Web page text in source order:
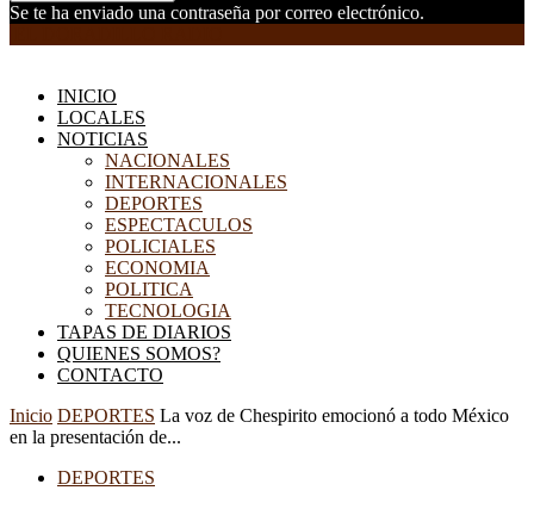
Se te ha enviado una contraseña por correo electrónico.
INICIO
LOCALES
NOTICIAS
NACIONALES
INTERNACIONALES
DEPORTES
ESPECTACULOS
POLICIALES
ECONOMIA
POLITICA
TECNOLOGIA
TAPAS DE DIARIOS
QUIENES SOMOS?
CONTACTO
Inicio DEPORTES La voz de Chespirito emocionó a todo México
en la presentación de...
DEPORTES